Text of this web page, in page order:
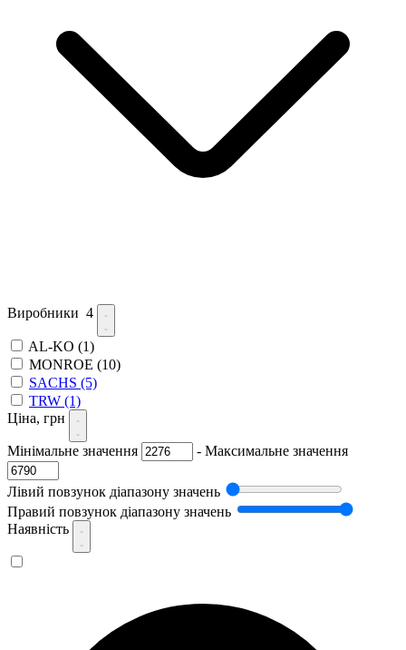
Виробники 4
AL-KO (1)
MONROE (10)
SACHS (5)
TRW (1)
Ціна, грн
Мінімальне значення - Максимальне значення
Лівий повзунок діапазону значень
Правий повзунок діапазону значень
Наявність